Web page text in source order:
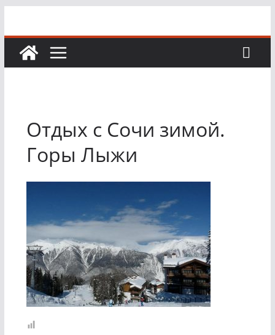
содержимому
Отдых с Сочи зимой.
Горы Лыжи